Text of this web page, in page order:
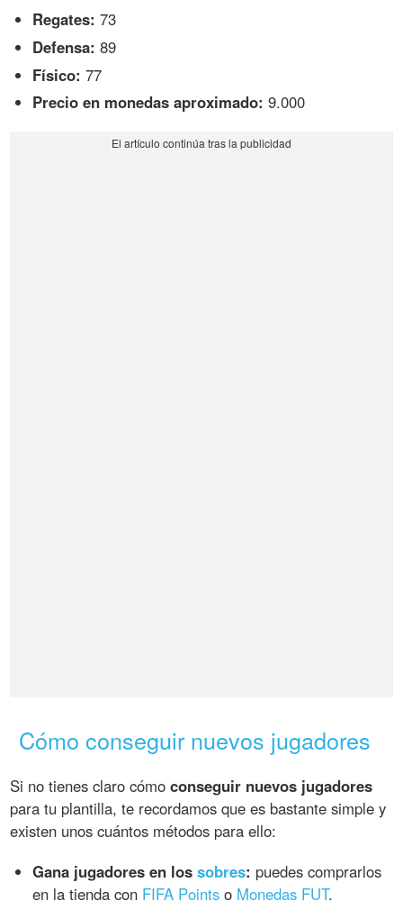
Regates: 73
Defensa: 89
Físico: 77
Precio en monedas aproximado: 9.000
Cómo conseguir nuevos jugadores
Si no tienes claro cómoconseguir nuevos jugadores
para tu plantilla, te recordamos que es bastante simple y
existen unos cuántos métodos para ello:
Gana jugadores en lossobres: puedes comprarlos
en la tienda con FIFA Points o Monedas FUT.